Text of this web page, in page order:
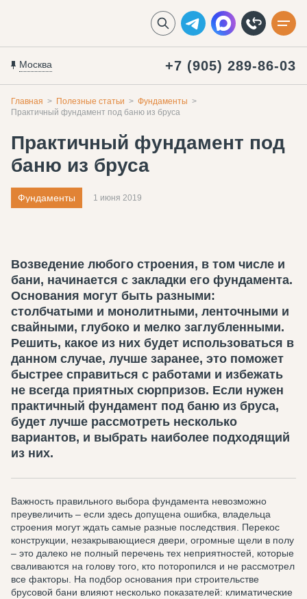
Москва +7 (905) 289-86-03
Главная Полезные статьи
Фундаменты
Практичный фундамент под баню из бруса
Практичный фундамент под
баню из бруса
Фундаменты 1 июня 2019
Возведение любого строения, в том числе и
бани, начинается с закладки его фундамента.
Основания могут быть разными:
столбчатыми и монолитными, ленточными и
свайными, глубоко и мелко заглубленными.
Решить, какое из них будет использоваться в
данном случае, лучше заранее, это поможет
быстрее справиться с работами и избежать
не всегда приятных сюрпризов. Если нужен
практичный фундамент под баню из бруса,
будет лучше рассмотреть несколько
вариантов, и выбрать наиболее подходящий
из них.
Важность правильного выбора фундамента невозможно
преувеличить – если здесь допущена ошибка, владельца
строения могут ждать самые разные последствия. Перекос
конструкции, незакрывающиеся двери, огромные щели в полу
– это далеко не полный перечень тех неприятностей, которые
сваливаются на голову того, кто поторопился и не рассмотрел
все факторы. На подбор основания при строительстве
брусовой бани влияют несколько показателей: климатические